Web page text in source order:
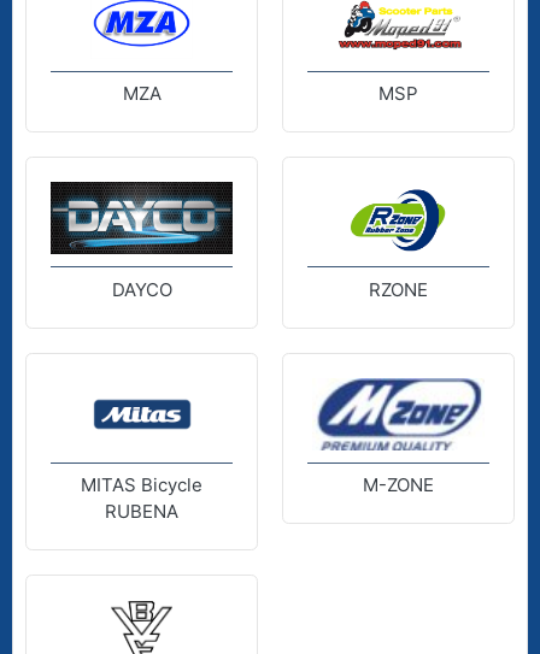
MZA MSP
DAYCO RZONE
MITAS Bicycle
RUBENA
M-ZONE